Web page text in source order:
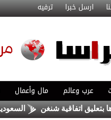
ارسل خبرا ترفيه
عرب وعالم مال وأعمال
اتفاقية شنغن السعودية: